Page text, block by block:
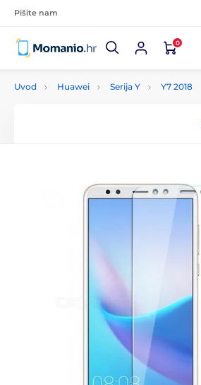
Pišite nam
0
Uvod Huawei Serija Y Y7 2018